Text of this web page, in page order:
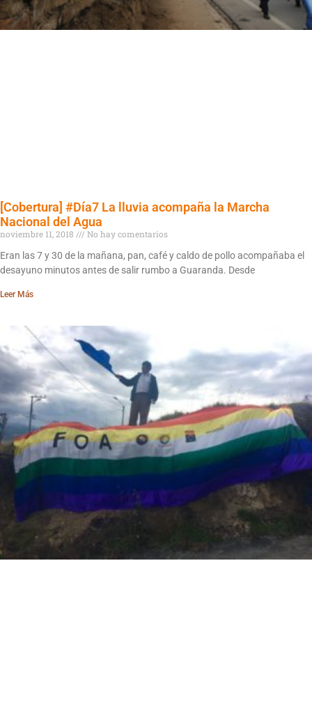
[Cobertura] #Día7 La lluvia acompaña la Marcha
Nacional del Agua
noviembre 11, 2018
No hay comentarios
Eran las 7 y 30 de la mañana, pan, café y caldo de pollo acompañaba el
desayuno minutos antes de salir rumbo a Guaranda. Desde
Leer Más